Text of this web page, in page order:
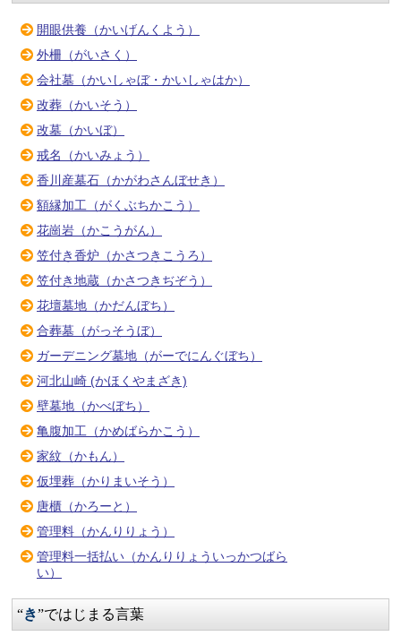
開眼供養（かいげんくよう）
外柵（がいさく）
会社墓（かいしゃぼ・かいしゃはか）
改葬（かいそう）
改墓（かいぼ）
戒名（かいみょう）
香川産墓石（かがわさんぼせき）
額縁加工（がくぶちかこう）
花崗岩（かこうがん）
笠付き香炉（かさつきこうろ）
笠付き地蔵（かさつきぢぞう）
花壇墓地（かだんぼち）
合葬墓（がっそうぼ）
ガーデニング墓地（がーでにんぐぼち）
河北山崎 (かほくやまざき)
壁墓地（かべぼち）
亀腹加工（かめばらかこう）
家紋（かもん）
仮埋葬（かりまいそう）
唐櫃（かろーと）
管理料（かんりりょう）
管理料一括払い（かんりりょういっかつばら
い）
“き”ではじまる言葉